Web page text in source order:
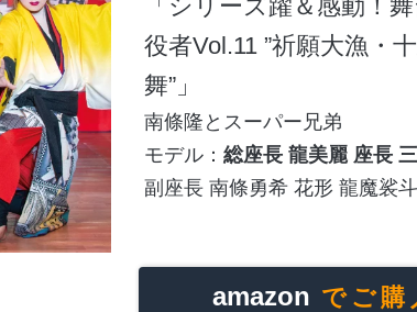
シリーズ躍＆感動！
役者Vol.11 ”祈願大漁・
舞”
南條隆とスーパー兄弟
総座長 龍美麗 座長
副座長 南條勇希 花形 龍魔裟斗
amazon でご購